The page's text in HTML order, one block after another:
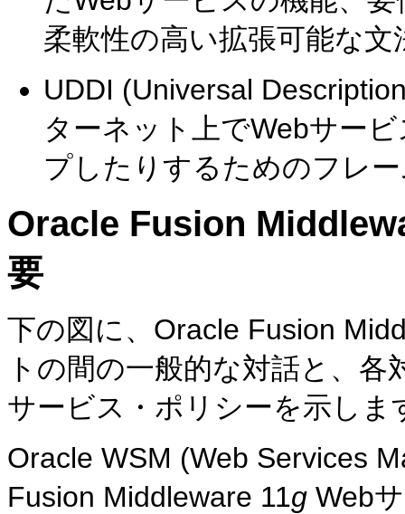
柔軟性の高い拡張可能な
UDDI (Universal
ターネット上でWebサー
プしたりするためのフレ
Oracle Fusion
要
下の図に、Oracle Fusion
トの間の一般的な対話と、
サービス・ポリシーを示しま
Oracle WSM (Web Services
Fusion Middleware 11g Web